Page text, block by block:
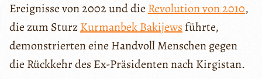
Ereignisse von 2002 und dieRevolution von 2010,
die zum SturzKurmanbek Bakijewsführte,
demonstrierten eine Handvoll Menschen gegen
die Rückkehr des Ex-Präsidenten nach Kirgistan.